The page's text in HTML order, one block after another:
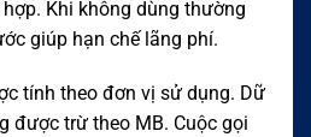
Khi không dùng thường
giúp hạn chế lãng phí.
tính theo đơn vị sử dụng. Dữ
được trừ theo MB. Cuộc gọi